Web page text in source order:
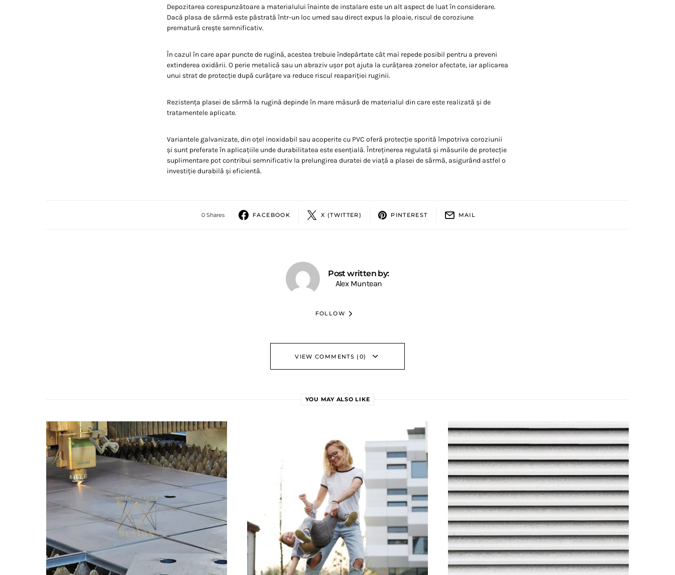
Depozitarea corespunzătoare a materialului înainte de instalare este un alt aspect de luat în considerare.
Dacă plasa de sârmă este păstrată într-un loc umed sau direct expus la ploaie, riscul de coroziune
prematură crește semnificativ.
În cazul în care apar puncte de rugină, acestea trebuie îndepărtate cât mai repede posibil pentru a preveni
extinderea oxidării. O perie metalică sau un abraziv ușor pot ajuta la curățarea zonelor afectate, iar aplicarea
unui strat de protecție după curățare va reduce riscul reapariției ruginii.
Rezistența plasei de sârmă la rugină depinde în mare măsură de materialul din care este realizată și de
tratamentele aplicate.
Variantele galvanizate, din oțel inoxidabil sau acoperite cu PVC oferă protecție sporită împotriva coroziunii
și sunt preferate în aplicațiile unde durabilitatea este esențială. Întreținerea regulată și măsurile de protecție
suplimentare pot contribui semnificativ la prelungirea duratei de viață a plasei de sârmă, asigurând astfel o
investiție durabilă și eficientă.
0 Shares FACEBOOK X (TWITTER) PINTEREST MAIL
Post written by:
Alex Muntean
FOLLOW
VIEW COMMENTS (0)
YOU MAY ALSO LIKE